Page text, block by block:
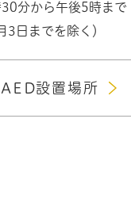
分から午後5時まで
日までを除く）
AED設置場所